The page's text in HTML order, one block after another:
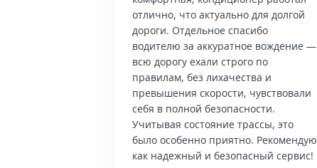
отлично, что актуально для долгой
дороги. Отдельное спасибо
водителю за аккуратное вождение —
всю дорогу ехали строго по
правилам, без лихачества и
превышения скорости, чувствовали
себя в полной безопасности.
Учитывая состояние трассы, это
было особенно приятно. Рекомендую
как надежный и безопасный сервис!